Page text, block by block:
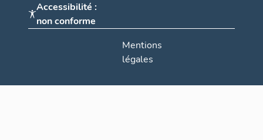
Accessibilité :
non conforme
Mentions
légales